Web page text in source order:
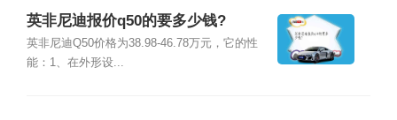
英非尼迪报价q50的要多少钱?
英非尼迪Q50价格为38.98-46.78万元，它的性
能：1、在外形设...